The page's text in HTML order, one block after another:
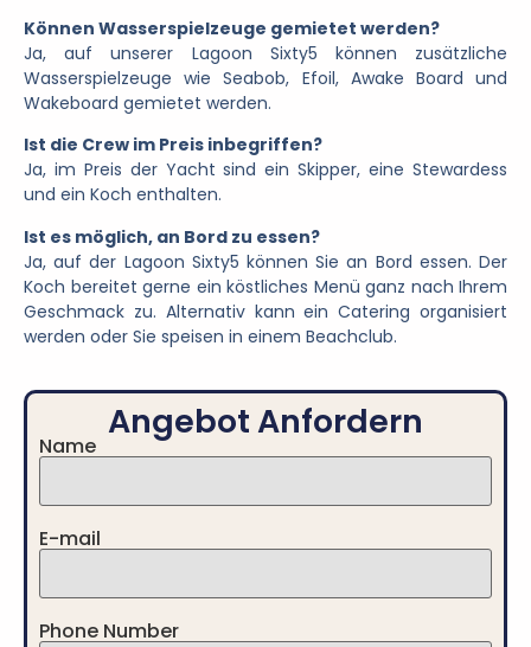
Können Wasserspielzeuge gemietet werden?
Ja, auf unserer Lagoon Sixty5 können zusätzliche
Wasserspielzeuge wie Seabob, Efoil, Awake Board und
Wakeboard gemietet werden.
Ist die Crew im Preis inbegriffen?
Ja, im Preis der Yacht sind ein Skipper, eine Stewardess
und ein Koch enthalten.
Ist es möglich, an Bord zu essen?
Ja, auf der Lagoon Sixty5 können Sie an Bord essen. Der
Koch bereitet gerne ein köstliches Menü ganz nach Ihrem
Geschmack zu. Alternativ kann ein Catering organisiert
werden oder Sie speisen in einem Beachclub.
Angebot Anfordern
Name
E-mail
Phone Number